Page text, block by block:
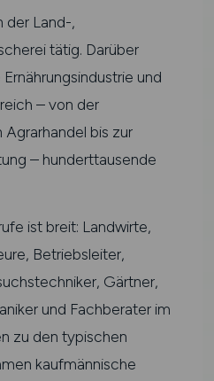
der Land-,
tätig. Darüber
und
– von der
bis zur
– hunderttausende
ist breit: Landwirte,
Betriebsleiter,
Gärtner,
und Fachberater im
zu den typischen
kaufmännische